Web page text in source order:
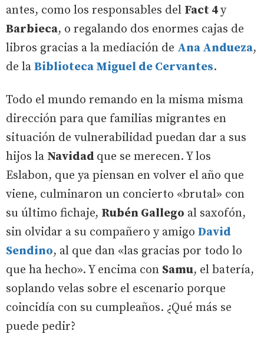
antes, como los responsables del Fact 4y
Barbieca, o regalando dos enormes cajas de
libros gracias a la mediación de Ana Andueza,
de la Biblioteca Miguel de Cervantes.
Todo el mundo remando en la misma misma
dirección para que familias migrantes en
situación de vulnerabilidad puedan dar a sus
hijos la Navidad que se merecen. Y los
Eslabon, que ya piensan en volver el año que
viene, culminaron un concierto «brutal» con
su último fichaje, Rubén Gallego al saxofón,
sin olvidar a su compañero y amigo David
Sendino, al que dan «las gracias por todo lo
que ha hecho». Y encima con Samu, el batería,
soplando velas sobre el escenario porque
coincidía con su cumpleaños. ¿Qué más se
puede pedir?